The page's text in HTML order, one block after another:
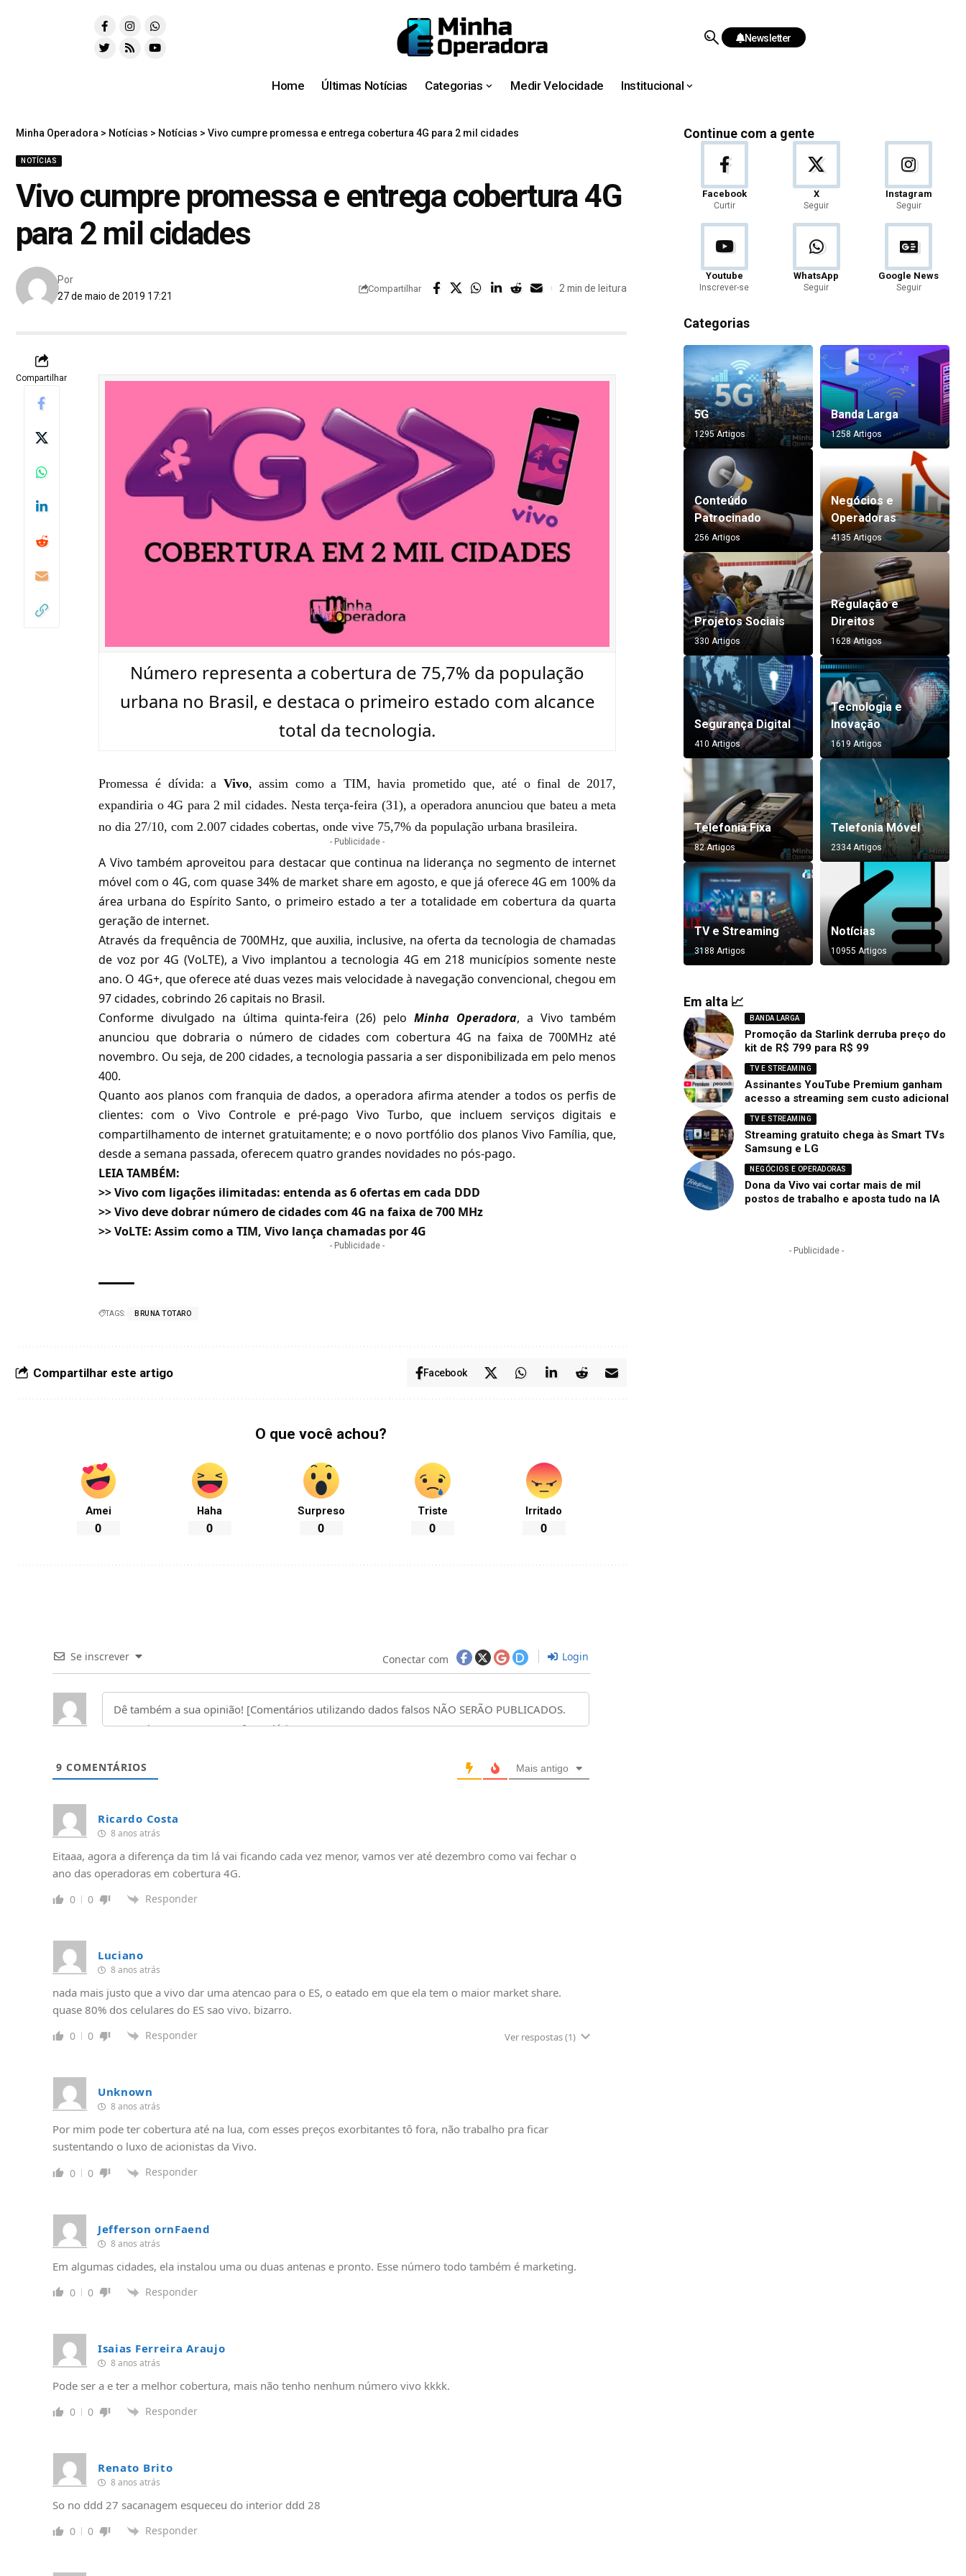
Newsletter
Home Últimas Notícias Categorias Medir Velocidade Institucional
Minha Operadora > Notícias > Notícias > Vivo cumpre promessa e entrega cobertura 4G para 2 mil cidades
NOTÍCIAS
Vivo cumpre promessa e entrega cobertura 4G
para 2 mil cidades
27 de maio de 2019 17:21
Por
Compartilhar 2 min de leitura
Compartilhar
Número representa a cobertura de 75,7% da população
urbana no Brasil, e destaca o primeiro estado com alcance
total da tecnologia.
Promessa é dívida: a Vivo, assim como a TIM, havia prometido que, até o final de 2017,
expandiria o 4G para 2 mil cidades. Nesta terça-feira (31), a operadora anunciou que bateu a meta
no dia 27/10, com 2.007 cidades cobertas, onde vive 75,7% da população urbana brasileira.
- Publicidade -
A Vivo também aproveitou para destacar que continua na liderança no segmento de internet
móvel com o 4G, com quase 34% de market share em agosto, e que já oferece 4G em 100% da
área urbana do Espírito Santo, o primeiro estado a ter a totalidade em cobertura da quarta
geração de internet.
Através da frequência de 700MHz, que auxilia, inclusive, na oferta da tecnologia dechamadas
de voz por 4G (VoLTE), a Vivo implantou a tecnologia 4G em 218 municípios somente neste
ano. O 4G+, que oferece até duas vezes mais velocidade à navegação convencional, chegou em
97 cidades, cobrindo 26 capitais no Brasil.
Conformedivulgado na última quinta-feira (26) pelo Minha Operadora, a Vivo também
anunciou que dobraria o número de cidades com cobertura 4G na faixa de 700MHz até
novembro. Ou seja, de 200 cidades, a tecnologia passaria a ser disponibilizada em pelo menos
400.
Quanto aos planos com franquia de dados, a operadora afirma atender a todos os perfis de
clientes: com o Vivo Controle e pré-pago Vivo Turbo, que incluem serviços digitais e
compartilhamento de internet gratuitamente; e o novo portfólio dos planos Vivo Família, que,
desde a semana passada, oferecemquatro grandes novidades no pós-pago.
LEIA TAMBÉM:
>>Vivo com ligações ilimitadas: entenda as 6 ofertas em cada DDD
>>Vivo deve dobrar número de cidades com 4G na faixa de 700 MHz
>>VoLTE: Assim como a TIM, Vivo lança chamadas por 4G
- Publicidade -
TAGS: BRUNA TOTARO
Compartilhar este artigo Facebook
O que você achou?
Amei
0
Haha
0
Surpreso
0
Triste
0
Irritado
0
Se inscrever Conectar com Login
9 COMENTÁRIOS Mais antigo
Ricardo Costa
8 anos atrás
Eitaaa, agora a diferença da tim lá vai ficando cada vez menor, vamos ver até dezembro como vai fechar o
ano das operadoras em cobertura 4G.
0 0 Responder
Luciano
8 anos atrás
nada mais justo que a vivo dar uma atencao para o ES, o eatado em que ela tem o maior market share.
quase 80% dos celulares do ES sao vivo. bizarro.
0 0 Responder Ver respostas(1)
Unknown
8 anos atrás
Por mim pode ter cobertura até na lua, com esses preços exorbitantes tô fora, não trabalho pra ficar
sustentando o luxo de acionistas da Vivo.
0 0 Responder
Jefferson ornFaend
8 anos atrás
Em algumas cidades, ela instalou uma ou duas antenas e pronto. Esse número todo também é marketing.
0 0 Responder
Isaias Ferreira Araujo
8 anos atrás
Pode ser a e ter a melhor cobertura, mais não tenho nenhum número vivo kkkk.
0 0 Responder
Renato Brito
8 anos atrás
So no ddd 27 sacanagem esqueceu do interior ddd 28
0 0 Responder
Continue com a gente
Facebook
Curtir
X
Seguir
Instagram
Seguir
Youtube
Inscrever-se
WhatsApp
Seguir
Google News
Seguir
Categorias
5G
1295 Artigos
Banda Larga
1258 Artigos
Conteúdo
Patrocinado
256 Artigos
Negócios e
Operadoras
4135 Artigos
Projetos Sociais
330 Artigos
Regulação e
Direitos
1628 Artigos
Segurança Digital
410 Artigos
Tecnologia e
Inovação
1619 Artigos
Telefonia Fixa
82 Artigos
Telefonia Móvel
2334 Artigos
TV e Streaming
3188 Artigos
Notícias
10955 Artigos
Em alta 📈
BANDA LARGA
Promoção da Starlink derruba preço do
kit de R$ 799 para R$ 99
TV E STREAMING
Assinantes YouTube Premium ganham
acesso a streaming sem custo adicional
TV E STREAMING
Streaming gratuito chega às Smart TVs
Samsung e LG
NEGÓCIOS E OPERADORAS
Dona da Vivo vai cortar mais de mil
postos de trabalho e aposta tudo na IA
- Publicidade -